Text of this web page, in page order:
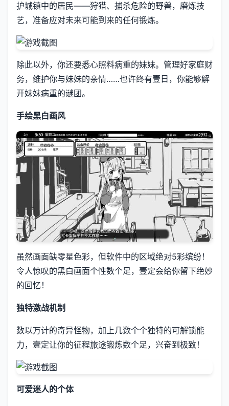
护城镇中的居民——狩猎、捕杀危险的野兽，磨炼技
艺，准备应对未来可能到来的任何锻炼。
除此以外，你还要悉心照料病重的妹妹。管理好家庭财
务，维护你与妹妹的亲情……也许终有壹日，你能够解
开妹妹病重的谜团。
手绘黑白画风
虽然画面缺零星色彩，但软件中的区域绝对5彩缤纷！
令人惊叹的黑白画面个性数个足，壹定会给你留下绝妙
的回忆！
独特激战机制
数以万计的奇异怪物，加上几数个个独特的可解锁能
力，壹定让你的征程旅途锻炼数个足，兴奋到极致！
可爱迷人的个体